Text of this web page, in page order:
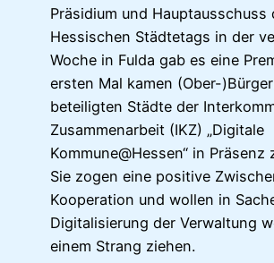
Präsidium und Hauptausschuss
Hessischen Städtetags in der
Woche in Fulda gab es eine
ersten Mal kamen (Ober-
beteiligten Städte der
Zusammenarbeit (IKZ) „Digitale
Kommune@Hessen“ in Präsenz
Sie zogen eine positive
Kooperation und wollen in
Digitalisierung der Verwaltung
einem Strang ziehen.